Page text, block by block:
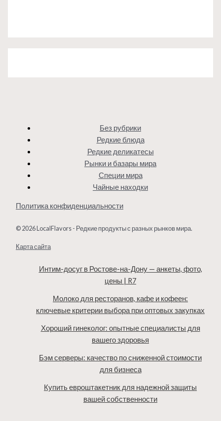
Без рубрики
Редкие блюда
Редкие деликатесы
Рынки и базары мира
Специи мира
Чайные находки
Политика конфиденциальности
© 2026 LocalFlavors - Редкие продукты с разных рынков мира.
Карта сайта
Интим-досуг в Ростове-на-Дону — анкеты, фото,
цены | R7
Молоко для ресторанов, кафе и кофеен:
ключевые критерии выбора при оптовых закупках
Хороший гинеколог: опытные специалисты для
вашего здоровья
Бэм серверы: качество по сниженной стоимости
для бизнеса
Купить евроштакетник для надежной защиты
вашей собственности